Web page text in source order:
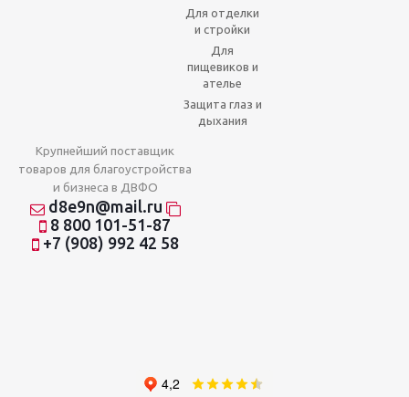
Для отделки
и стройки
Для
пищевиков и
ателье
Защита глаз и
дыхания
Крупнейший поставщик
товаров для благоустройства
и бизнеса в ДВФО
d8e9n@mail.ru
8 800 101-51-87
+7 (908) 992 42 58